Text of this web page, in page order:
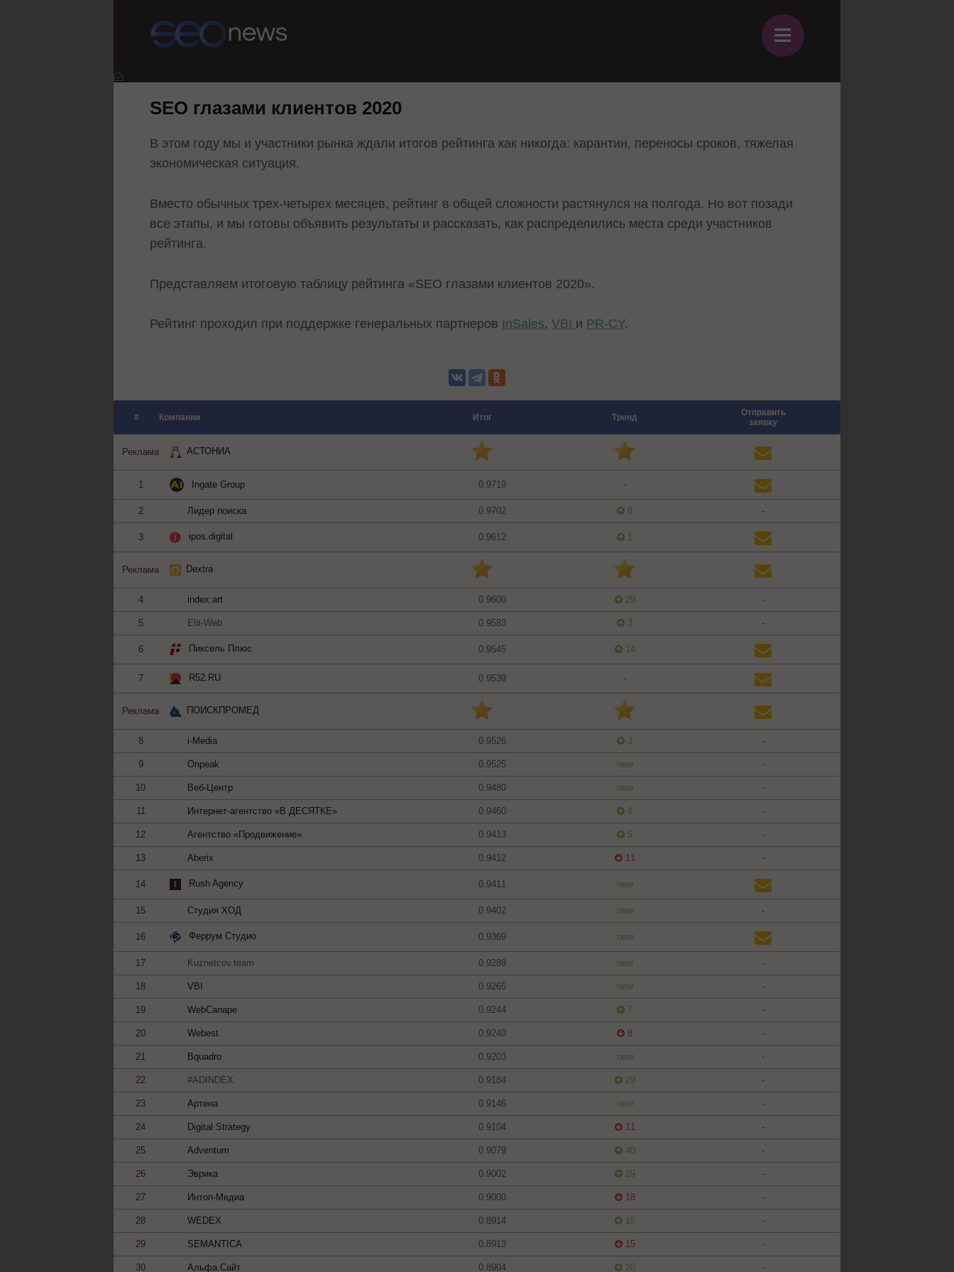
≡
SEO глазами клиентов 2020
В этом году мы и участники рынка ждали итогов рейтинга как никогда: карантин, переносы сроков, тяжелая
экономическая ситуация.
Вместо обычных трех-четырех месяцев, рейтинг в общей сложности растянулся на полгода. Но вот позади
все этапы, и мы готовы объявить результаты и рассказать, как распределились места среди участников
рейтинга.
Представляем итоговую таблицу рейтинга «SEO глазами клиентов 2020».
Рейтинг проходил при поддержке генеральных партнеров InSales,VBI и PR-CY.
# Компании Итог Тренд
Отправить
заявку
Реклама АСТОНИА
1 Ingate Group 0.9719 -
2 Лидер поиска 0.9702 8 -
3 ipos.digital 0.9612 1
Реклама Dextra
4 index.art 0.9600 29 -
5 Elit-Web 0.9583 3 -
6 Пиксель Плюс 0.9545 14
7 R52.RU 0.9539 -
Реклама ПОИСКПРОМЕД
8 i-Media 0.9526 3 -
9 Onpeak 0.9525 new -
10 Веб-Центр 0.9480 new -
11 Интернет-агентство «В ДЕСЯТКЕ» 0.9460 4 -
12 Агентство «Продвижение» 0.9413 5 -
13 Aberix 0.9412 11 -
14 Rush Agency 0.9411 new
15 Студия ХОД 0.9402 new -
16 Феррум Студио 0.9369 new
17 Kuznetcov.team 0.9289 new -
18 VBI 0.9265 new -
19 WebCanape 0.9244 7 -
20 Webest 0.9240 8 -
21 Bquadro 0.9203 new -
22 #ADINDEX 0.9184 29 -
23 Артена 0.9146 new -
24 Digital Strategy 0.9104 11 -
25 Adventum 0.9079 40 -
26 Эврика 0.9002 29 -
27 Интоп-Медиа 0.9000 18 -
28 WEDEX 0.8914 15 -
29 SEMANTICA 0.8913 15 -
30 Альфа.Сайт 0.8904 26 -